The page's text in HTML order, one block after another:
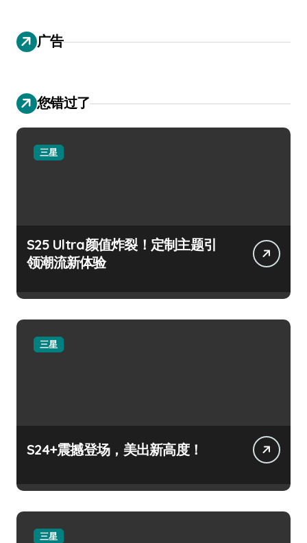
广告
您错过了
三星
S25 Ultra颜值炸裂！定制主题引
领潮流新体验
三星
S24+震撼登场，美出新高度！
三星